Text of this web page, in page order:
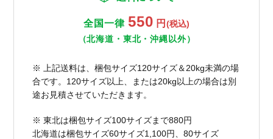
全国一律 550 円 (税込)
（北海道・東北・沖縄以外）
※ 上記送料は、梱包サイズ120サイズ＆20kg未満の場
合です。120サイズ以上、または20kg以上の場合は別
途お見積させていただきます。
※ 東北は梱包サイズ100サイズまで880円
北海道は梱包サイズ60サイズ1,100円、80サイズ